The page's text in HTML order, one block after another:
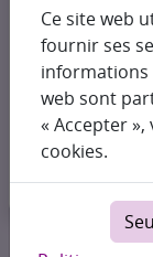
Change et
1, rue Rouget
75001 Paris
Nos heures
Plan d'accès
Ce site web
fournir ses
informations
web sont
« Accepter
cookies.